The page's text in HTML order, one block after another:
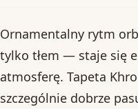
Ornamentalny rytm
tylko tłem — staje się
atmosferę. Tapeta
szczególnie dobrze